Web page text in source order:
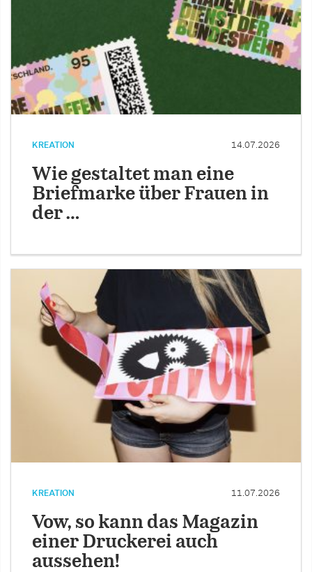
KREATION 14.07.2026
Wie gestaltet man eine
Briefmarke über Frauen in
der …
KREATION 11.07.2026
Vow, so kann das Magazin
einer Druckerei auch
aussehen!